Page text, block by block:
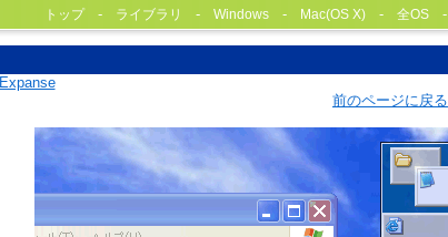
トップ ライブラリ Windows Mac(OS X) 全OS
Expanse
前のページに戻る